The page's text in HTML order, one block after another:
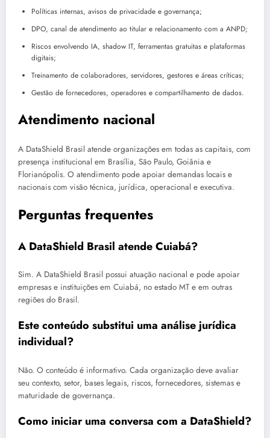
Políticas internas, avisos de privacidade e governança;
DPO, canal de atendimento ao titular e relacionamento com a ANPD;
Riscos envolvendo IA, shadow IT, ferramentas gratuitas e plataformas
digitais;
Treinamento de colaboradores, servidores, gestores e áreas críticas;
Gestão de fornecedores, operadores e compartilhamento de dados.
Atendimento nacional
A DataShield Brasil atende organizações em todas as capitais, com
presença institucional em Brasília, São Paulo, Goiânia e
Florianópolis. O atendimento pode apoiar demandas locais e
nacionais com visão técnica, jurídica, operacional e executiva.
Perguntas frequentes
A DataShield Brasil atende Cuiabá?
Sim. A DataShield Brasil possui atuação nacional e pode apoiar
empresas e instituições em Cuiabá, no estado MT e em outras
regiões do Brasil.
Este conteúdo substitui uma análise jurídica
individual?
Não. O conteúdo é informativo. Cada organização deve avaliar
seu contexto, setor, bases legais, riscos, fornecedores, sistemas e
maturidade de governança.
Como iniciar uma conversa com a DataShield?